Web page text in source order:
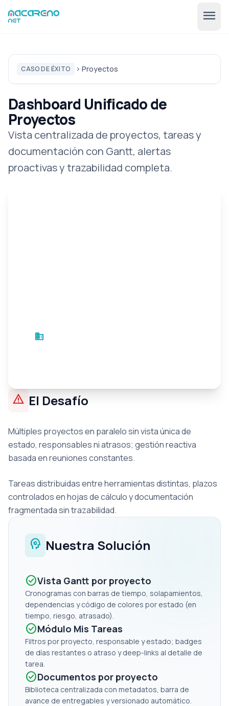
menu
🇪🇸ESexpand_more
CASO DE ÉXITO chevron_right Proyectos
Dashboard Unificado de
Proyectos
Vista centralizada de proyectos, tareas y
documentación con Gantt, alertas
proactivas y trazabilidad completa.
business
warning El Desafío
Múltiples proyectos en paralelo sin vista única de
estado, responsables ni atrasos; gestión reactiva
basada en reuniones constantes.
Tareas distribuidas entre herramientas distintas, plazos
controlados en hojas de cálculo y documentación
fragmentada sin trazabilidad.
psychology Nuestra Solución
check_circleVista Gantt por proyecto
Cronogramas con barras de tiempo, solapamientos,
dependencias y código de colores por estado (en
tiempo, riesgo, atrasado).
check_circleMódulo Mis Tareas
Filtros por proyecto, responsable y estado; badges
de días restantes o atraso y deep-links al detalle de
tarea.
check_circleDocumentos por proyecto
Biblioteca centralizada con metadatos, barra de
avance de entregables y versionado automático.